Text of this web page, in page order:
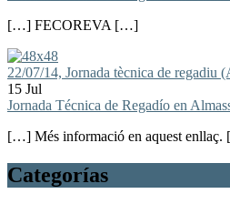
[…] FECOREVA […]
22/07/14, Jornada tècnica de regadiu
15 Jul
Jornada Técnica de Regadío en
[…] Més informació en aquest
Categorías